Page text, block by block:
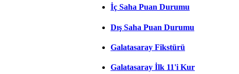
İç Saha Puan Durumu
Dış Saha Puan Durumu
Galatasaray Fikstürü
Galatasaray İlk 11'i Kur